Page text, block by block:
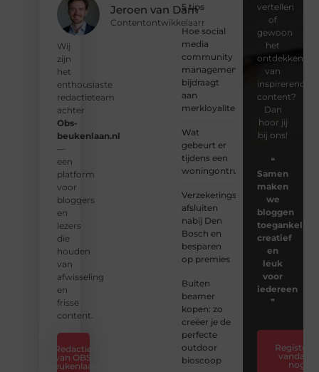
Jeroen van Dam
Contentontwikkelaarr
Wij
zijn
het
enthousiaste
redactieteam
achter
Obs-
beukenlaan.nl
—
een
platform
voor
bloggers
en
lezers
die
houden
van
afwisseling
en
frisse
content.
Redactie
van OBS
Beukenlaan
5 tips
Hoe social
media
community
management
bijdraagt
aan
merkloyaliteit
Wat
gebeurt er
tijdens een
woningontruiming?
Verzekeringspakket
afsluiten
nabij Den
Bosch en
besparen
op premies
Buiten
beamer
kopen: zo
creëer je de
perfecte
outdoor
bioscoop
vertellen
of
gewoon
het
ontdekken
van
inspirerende
content?
Dan
hoor jij
bij ons!
❝
Samen
maken
we
bloggen
toegankelijk,
creatief
en
leuk
voor
iedereen
❞
Registreer
vandaag
nog